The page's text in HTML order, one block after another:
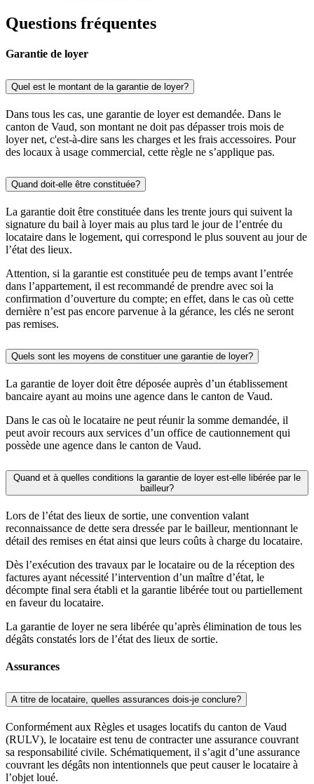
Questions fréquentes
Garantie de loyer
Quel est le montant de la garantie de loyer?
Dans tous les cas, une garantie de loyer est demandée. Dans le
canton de Vaud, son montant ne doit pas dépasser trois mois de
loyer net, c'est-à-dire sans les charges et les frais accessoires. Pour
des locaux à usage commercial, cette règle ne s’applique pas.
Quand doit-elle être constituée?
La garantie doit être constituée dans les trente jours qui suivent la
signature du bail à loyer mais au plus tard le jour de l’entrée du
locataire dans le logement, qui correspond le plus souvent au jour de
l’état des lieux.
Attention, si la garantie est constituée peu de temps avant l’entrée
dans l’appartement, il est recommandé de prendre avec soi la
confirmation d’ouverture du compte; en effet, dans le cas où cette
dernière n’est pas encore parvenue à la gérance, les clés ne seront
pas remises.
Quels sont les moyens de constituer une garantie de loyer?
La garantie de loyer doit être déposée auprès d’un établissement
bancaire ayant au moins une agence dans le canton de Vaud.
Dans le cas où le locataire ne peut réunir la somme demandée, il
peut avoir recours aux services d’un office de cautionnement qui
possède une agence dans le canton de Vaud.
Quand et à quelles conditions la garantie de loyer est-elle libérée par le
bailleur?
Lors de l’état des lieux de sortie, une convention valant
reconnaissance de dette sera dressée par le bailleur, mentionnant le
détail des remises en état ainsi que leurs coûts à charge du locataire.
Dès l’exécution des travaux par le locataire ou de la réception des
factures ayant nécessité l’intervention d’un maître d’état, le
décompte final sera établi et la garantie libérée tout ou partiellement
en faveur du locataire.
La garantie de loyer ne sera libérée qu’après élimination de tous les
dégâts constatés lors de l’état des lieux de sortie.
Assurances
A titre de locataire, quelles assurances dois-je conclure?
Conformément aux Règles et usages locatifs du canton de Vaud
(RULV), le locataire est tenu de contracter une assurance couvrant
sa responsabilité civile. Schématiquement, il s’agit d’une assurance
couvrant les dégâts non intentionnels que peut causer le locataire à
l’objet loué.